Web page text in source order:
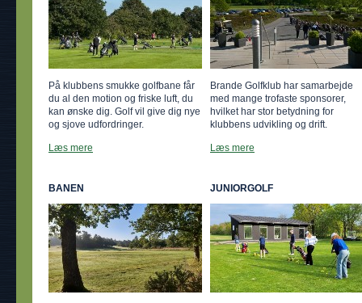
På klubbens smukke golfbane får
du al den motion og friske luft, du
kan ønske dig. Golf vil give dig nye
og sjove udfordringer.
Læs mere
Brande Golfklub har samarbejde
med mange trofaste sponsorer,
hvilket har stor betydning for
klubbens udvikling og drift.
Læs mere
BANEN JUNIORGOLF